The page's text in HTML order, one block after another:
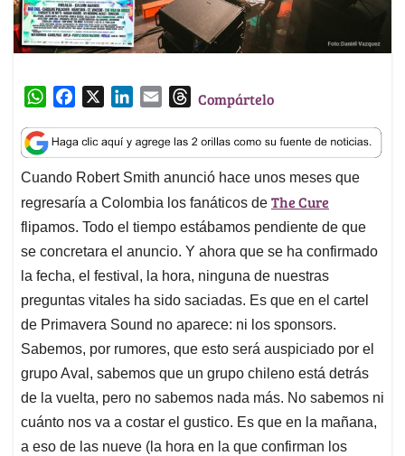
W
a
t
s
A
p
p
c
e
b
o
o
k
n
k
e
d
I
n
a
i
l
T
r
e
a
d
s
Compártelo
Cuando Robert Smith anunció hace unos meses que
regresaría a Colombia los fanáticos de The Cure
flipamos. Todo el tiempo estábamos pendiente de que
se concretara el anuncio. Y ahora que se ha confirmado
la fecha, el festival, la hora, ninguna de nuestras
preguntas vitales ha sido saciadas. Es que en el cartel
de Primavera Sound no aparece: ni los sponsors.
Sabemos, por rumores, que esto será auspiciado por el
grupo Aval, sabemos que un grupo chileno está detrás
de la vuelta, pero no sabemos nada más. No sabemos ni
cuánto nos va a costar el gustico. Es que en la mañana,
a eso de las nueve (la hora en la que confirman los